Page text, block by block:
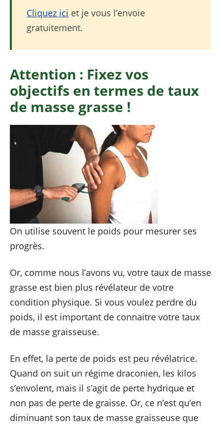
Cliquez ici et je vous l’envoie
gratuitement.
Attention : Fixez vos
objectifs en termes de taux
de masse grasse !
On utilise souvent le poids pour mesurer ses
progrès.
Or, comme nous l’avons vu, votre taux de masse
grasse est bien plus révélateur de votre
condition physique. Si vous voulez perdre du
poids, il est important de connaitre votre taux
de masse graisseuse.
En effet, la perte de poids est peu révélatrice.
Quand on suit un régime draconien, les kilos
s’envolent, mais il s’agit de perte hydrique et
non pas de perte de graisse. Or, ce n’est qu’en
diminuant son taux de masse graisseuse que